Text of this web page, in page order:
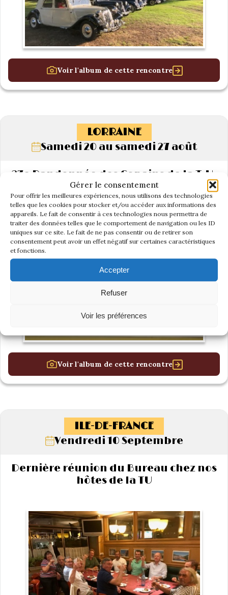
Gérer le consentement
Pour offrir les meilleures expériences, nous utilisons des technologies
telles que les cookies pour stocker et/ou accéder aux informations des
appareils. Le fait de consentir à ces technologies nous permettra de
traiter des données telles que le comportement de navigation ou les ID
uniques sur ce site. Le fait de ne pas consentir ou de retirer son
consentement peut avoir un effet négatif sur certaines caractéristiques
et fonctions.
Accepter
Refuser
Voir les préférences
Voir l'album de cette rencontre
LORRAINE
Samedi 20 au samedi 27 août
27e Randonnée des Copains de la T.U.
Page 2/2 « A l’Aube, tu te lèveras ! »
Voir l'album de cette rencontre
ILE-DE-FRANCE
Vendredi 10 Septembre
Dernière réunion du Bureau chez nos
hôtes de la TU